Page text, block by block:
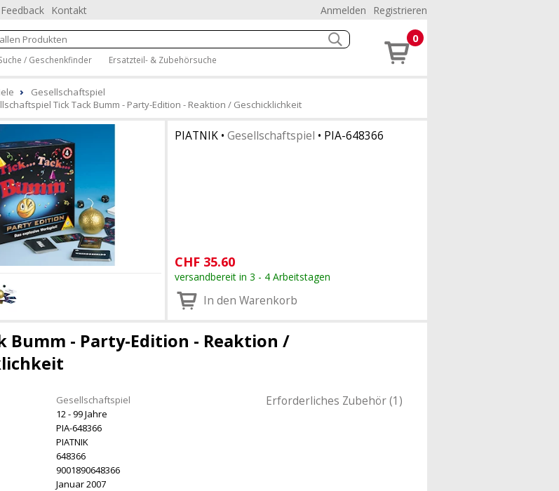
Feedback Kontakt Anmelden Registrieren
/ Geschenkfinder Ersatzteil- & Zubehörsuche
0
Gesellschaftspiel
Tick Tack Bumm - Party-Edition - Reaktion / Geschicklichkeit
PIATNIK• Gesellschaftspiel • PIA-648366
CHF 35.60
versandbereit in 3 - 4 Arbeitstagen
In den Warenkorb
Bumm - Party-Edition - Reaktion /
Gesellschaftspiel
12 - 99 Jahre
PIA-648366
PIATNIK
648366
9001890648366
Januar 2007
Erforderliches Zubehör (1)